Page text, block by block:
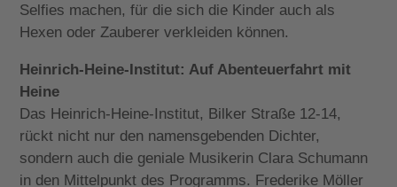
Selfies machen, für die sich die Kinder auch als
Hexen oder Zauberer verkleiden können.
Heinrich-Heine-Institut: Auf Abenteuerfahrt mit
Heine
Das Heinrich-Heine-Institut, Bilker Straße 12-14,
rückt nicht nur den namensgebenden Dichter,
sondern auch die geniale Musikerin Clara Schumann
in den Mittelpunkt des Programms. Frederike Möller